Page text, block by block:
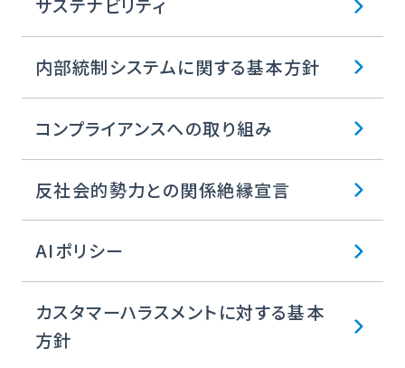
サステナビリティ
内部統制システムに関する基本方針
コンプライアンスへの取り組み
反社会的勢力との関係絶縁宣言
AIポリシー
カスタマーハラスメントに対する基本
方針